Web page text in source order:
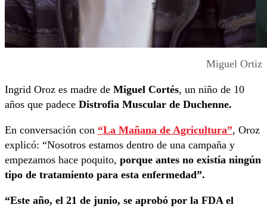
Miguel Ortiz
Ingrid Oroz es madre de Miguel Cortés, un niño de 10
años que padece Distrofia Muscular de Duchenne.
En conversación con “La Mañana de Agricultura”, Oroz
explicó: “Nosotros estamos dentro de una campaña y
empezamos hace poquito, porque antes no existía ningún
tipo de tratamiento para esta enfermedad”.
“Este año, el 21 de junio, se aprobó por la FDA el